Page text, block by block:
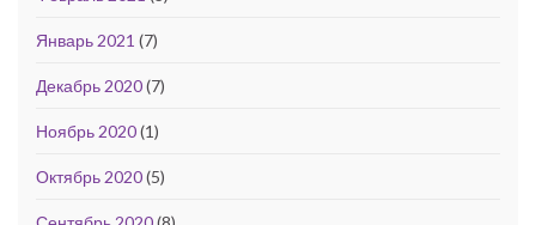
Январь 2021 (7)
Декабрь 2020(7)
Ноябрь 2020(1)
Октябрь 2020(5)